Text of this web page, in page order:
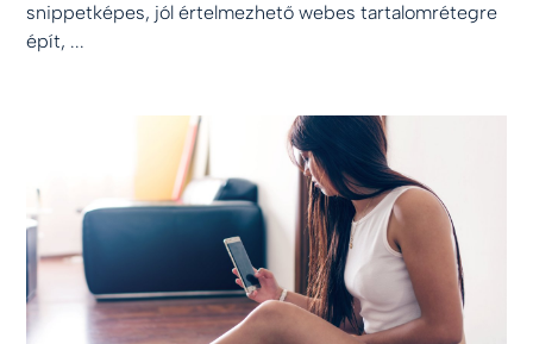
snippetképes, jól értelmezhető webes tartalomrétegre
épít, ...